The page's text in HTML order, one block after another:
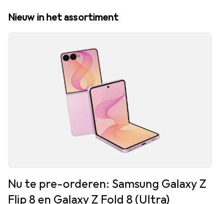
Nieuw in het assortiment
Nu te pre-orderen: Samsung Galaxy Z
Flip 8 en Galaxy Z Fold 8 (Ultra)